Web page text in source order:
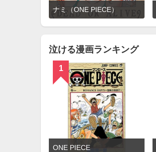
ナミ（ONE PIECE）
泣ける漫画ランキング
1
ONE PIECE